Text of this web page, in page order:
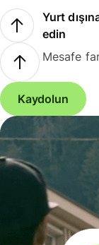
Yurt
edin
Mesafe
Kaydolun